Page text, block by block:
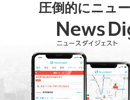
圧倒的にニュ